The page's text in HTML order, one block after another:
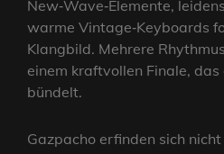
New‑Wave‑Elemente,
warme Vintage‑Keyboards
Klangbild. Mehrere
einem kraftvollen Finale, das
bündelt.
Gazpacho erfinden sich